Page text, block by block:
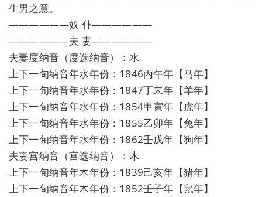
生男之意。
——————奴 仆——————
——————夫 妻——————
夫妻度纳音（度选纳音）：水
上下一旬纳音年水年份：1846丙午年【马年】
上下一旬纳音年水年份：1847丁未年【羊年】
上下一旬纳音年水年份：1854甲寅年【虎年】
上下一旬纳音年水年份：1855乙卯年【兔年】
上下一旬纳音年水年份：1862壬戌年【狗年】
夫妻宫纳音（宫选纳音）：木
上下一旬纳音年木年份：1839己亥年【猪年】
上下一旬纳音年木年份：1852壬子年【鼠年】